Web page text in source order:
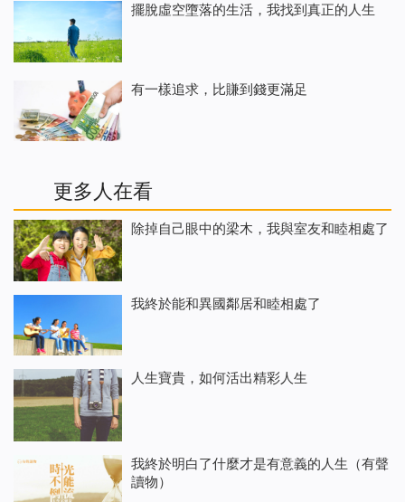
擺脫虛空墮落的生活，我找到真正的人生
有一樣追求，比賺到錢更滿足
更多人在看
除掉自己眼中的梁木，我與室友和睦相處了
我終於能和異國鄰居和睦相處了
人生寶貴，如何活出精彩人生
我終於明白了什麼才是有意義的人生（有聲
讀物）